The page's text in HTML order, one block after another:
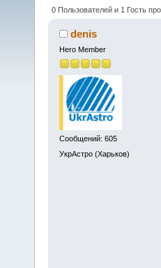
0 Пользователей и 1 Гость
denis
Hero Member
Сообщений: 605
УкрАстро (Харьков)